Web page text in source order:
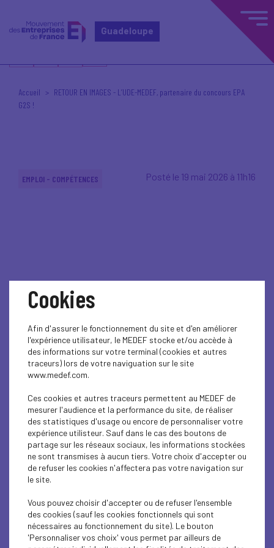
Guadeloupe
Accueil
RETOUR EN IMAGES - L’UDE-MEDEF, partenaire du concours EPA
G2S !
EMPLOI - COMPÉTENCES Posté le 19 mai 2026 à 11h16
RETOUR EN IMAGES -
L’UDE-MEDEF, partenaire
du concours EPA G2S !
du concours de mini-entreprise organisé par EPA G2S.
Cette journée a été l’occasion de découvrir les projets
portés par 12 mini-entreprises issues des collèges et
Cookies
Afin d'assurer le fonctionnement du site et d'en améliorer
l'expérience utilisateur, le MEDEF stocke et/ou accède à
des informations sur votre terminal (cookies et autres
traceurs) lors de votre naviguation sur le site
www.medef.com.
Ces cookies et autres traceurs permettent au MEDEF de
mesurer l'audience et la performance du site, de réaliser
des statistiques d'usage ou encore de personnaliser votre
expérience utilisteur. Sauf dans le cas des boutons de
partage sur les réseaux sociaux, les informations stockées
ne sont transmises à aucun tiers. Votre choix d'accepter ou
de refuser les cookies n'affectera pas votre navigation sur
le site.
Vous pouvez choisir d'accepter ou de refuser l'ensemble
des cookies (sauf les cookies fonctionnels qui sont
nécessaires au fonctionnement du site). Le bouton
'Personnaliser vos choix' vous permet par ailleurs de